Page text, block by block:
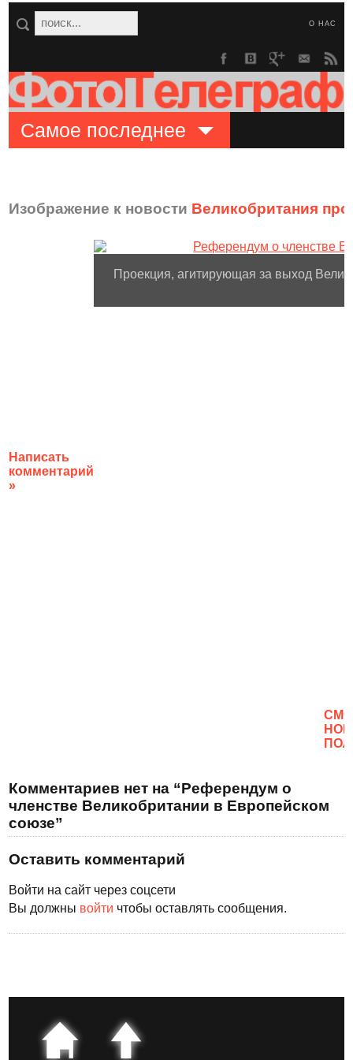
О НАС
Самое последнее
Изображение к новости Великобритания
Написать
комментарий
»
Проекция, агитирующая за выход
Комментариев нет на “Референдум о
членстве Великобритании в Европейском
союзе”
Оставить комментарий
Войти на сайт через соцсети
Вы должны войти чтобы оставлять сообщения.